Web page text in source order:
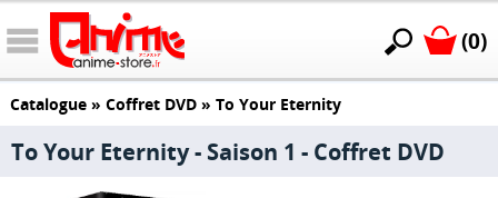
(0)
Catalogue» Coffret DVD» To Your Eternity
To Your Eternity - Saison 1 - Coffret DVD